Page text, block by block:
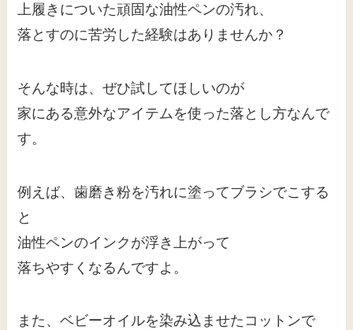
上履きについた頑固な油性ペンの汚れ、
落とすのに苦労した経験はありませんか？
そんな時は、ぜひ試してほしいのが
家にある意外なアイテムを使った落とし方なんで
す。
例えば、歯磨き粉を汚れに塗ってブラシでこする
と
油性ペンのインクが浮き上がって
落ちやすくなるんですよ。
また、ベビーオイルを染み込ませたコットンで